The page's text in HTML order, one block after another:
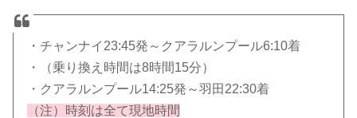
・チャンナイ23:45発～クアラルンプール6:10着
・（乗り換え時間は8時間15分）
・クアラルンプール14:25発～羽田22:30着
（注）時刻は全て現地時間